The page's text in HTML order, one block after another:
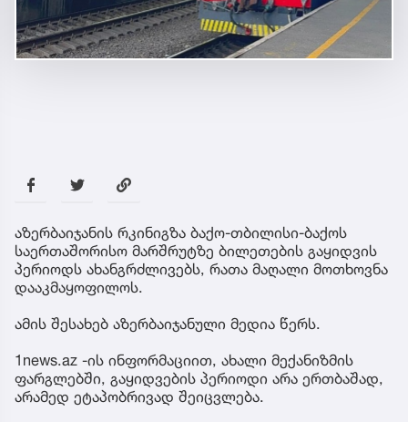
აზერბაიჯანის რკინიგზა ბაქო-თბილისი-ბაქოს
საერთაშორისო მარშრუტზე ბილეთების გაყიდვის
პერიოდს ახანგრძლივებს, რათა მაღალი მოთხოვნა
დააკმაყოფილოს.
ამის შესახებ აზერბაიჯანული მედია წერს.
1news.az -ის ინფორმაციით, ახალი მექანიზმის
ფარგლებში, გაყიდვების პერიოდი არა ერთბაშად,
არამედ ეტაპობრივად შეიცვლება.